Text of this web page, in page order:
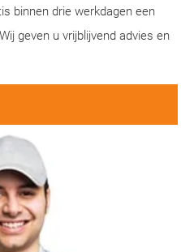
binnen drie werkdagen een
geven u vrijblijvend advies en